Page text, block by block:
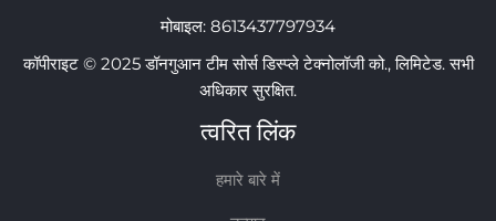
मोबाइल: 8613437797934
कॉपीराइट © 2025 डॉनगुआन टीम सोर्स डिस्प्ले टेक्नोलॉजी को., लिमिटेड. सभी
अधिकार सुरक्षित.
त्वरित लिंक
हमारे बारे में